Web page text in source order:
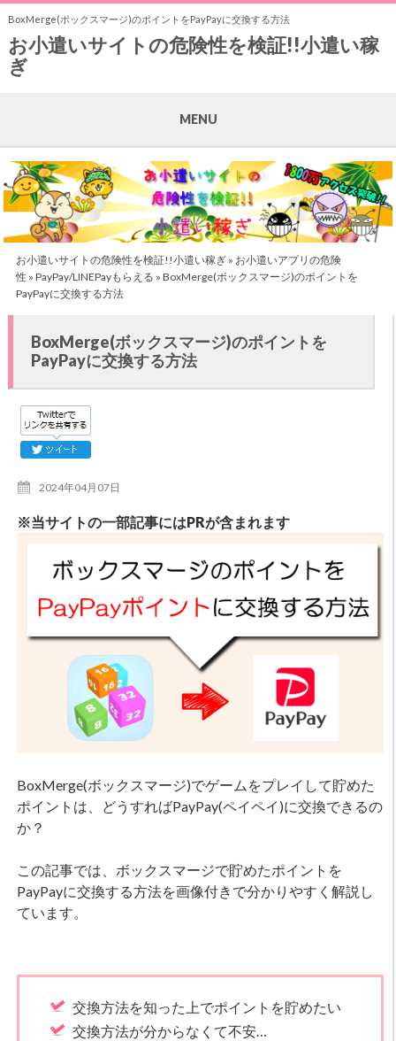
BoxMerge(ボックスマージ)のポイントをPayPayに交換する方法
お小遣いサイトの危険性を検証!!小遣い稼
ぎ
MENU
お小遣いサイトの危険性を検証!!小遣い稼ぎ» お小遣いアプリの危険
性 » PayPay/LINEPayもらえる » BoxMerge(ボックスマージ)のポイントを
PayPayに交換する方法
BoxMerge(ボックスマージ)のポイントを
PayPayに交換する方法
2024年04月07日
※当サイトの一部記事にはPRが含まれます
BoxMerge(ボックスマージ)でゲームをプレイして貯めた
ポイントは、どうすればPayPay(ペイペイ)に交換できるの
か？
この記事では、ボックスマージで貯めたポイントを
PayPayに交換する方法を画像付きで分かりやすく解説し
ています。
交換方法を知った上でポイントを貯めたい
交換方法が分からなくて不安…